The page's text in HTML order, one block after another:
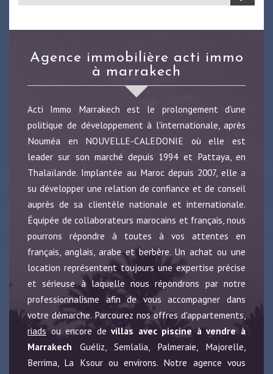
agence immobilière acti immo
à marrakech
Acti Immo Marrakech est le prolongement d'une
politique de développement à l'internationale, après
Nouméa en NOUVELLE-CALEDONIE où elle est
leader sur son marché depuis 1994 et Pattaya, en
Thalaïlande. Implantée au Maroc depuis 2007, elle a
su développer une relation de confiance et de conseil
auprès de sa clientèle nationale et internationale.
Équipée de collaborateurs marocains et français, nous
pourrons répondre à toutes à vos attentes en
français, anglais, arabe et berbère. Un achat ou une
location représentent toujours une expertise précise
et sérieuse à laquelle nous répondrons par notre
professionnalisme afin de vous accompagner dans
votre démarche. Parcourez nos offres d'appartements,
riads ou encore devillas avec piscine à vendre à
Marrakech Guéliz, Semlalia, Palmeraie, Majorelle,
Berrima, La Ksour ou environs. Notre agence vous